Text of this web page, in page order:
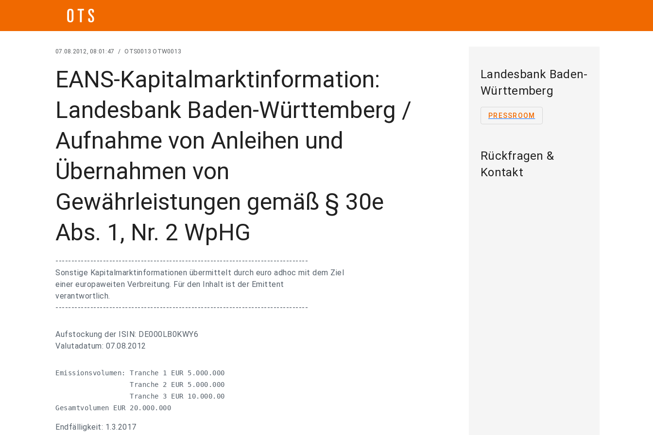
07.08.2012, 08:01:47 / OTS0013 OTW0013
EANS-Kapitalmarktinformation:
Landesbank Baden-Württemberg /
Aufnahme von Anleihen und
Übernahmen von
Gewährleistungen gemäß § 30e
Abs. 1, Nr. 2 WpHG
--------------------------------------------------------------------------------
Sonstige Kapitalmarktinformationen übermittelt durch euro adhoc mit dem Ziel
einer europaweiten Verbreitung. Für den Inhalt ist der Emittent
verantwortlich.
--------------------------------------------------------------------------------
Aufstockung der ISIN: DE000LB0KWY6
Valutadatum: 07.08.2012
Emissionsvolumen: Tranche 1 EUR 5.000.000
                  Tranche 2 EUR 5.000.000
                  Tranche 3 EUR 10.000.00
Gesamtvolumen EUR 20.000.000
Endfälligkeit: 1.3.2017
Landesbank Baden-
Württemberg
PRESSROOM
Rückfragen &
Kontakt